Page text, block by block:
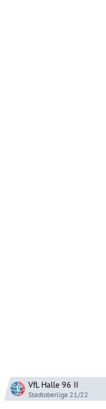
VfL Halle 96 II
Stadtoberliga 21/22